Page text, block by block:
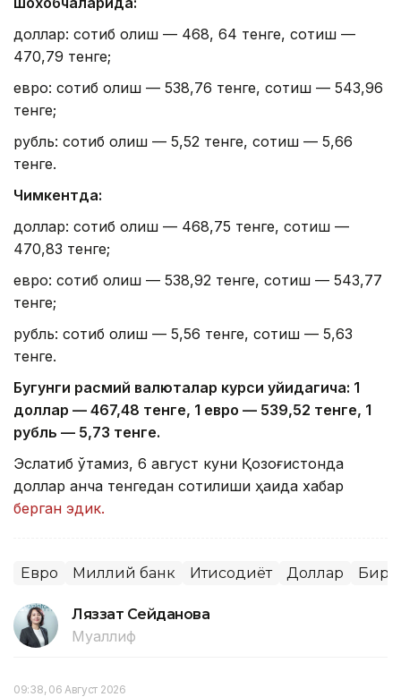
доллар: сотиб олиш — 468, 64 тенге, сотиш —
470,79 тенге;
евро: сотиб олиш — 538,76 тенге, сотиш — 543,96
тенге;
рубль: сотиб олиш — 5,52 тенге, сотиш — 5,66
тенге.
Чимкентда:
доллар: сотиб олиш — 468,75 тенге, сотиш —
470,83 тенге;
евро: сотиб олиш — 538,92 тенге, сотиш — 543,77
тенге;
рубль: сотиб олиш — 5,56 тенге, сотиш — 5,63
тенге.
Бугунги расмий валюталар курси қуйидагича: 1
доллар — 467,48 тенге, 1 евро — 539,52 тенге, 1
рубль — 5,73 тенге.
Эслатиб ўтамиз, 6 август куни Қозоғистонда
доллар қанча тенгедан сотилиши ҳақида хабар
берган эдик.
Евро Миллий банк Иқтисодиёт Доллар
Ляззат Сейданова
Муаллиф
09:38, 06 Август 2026